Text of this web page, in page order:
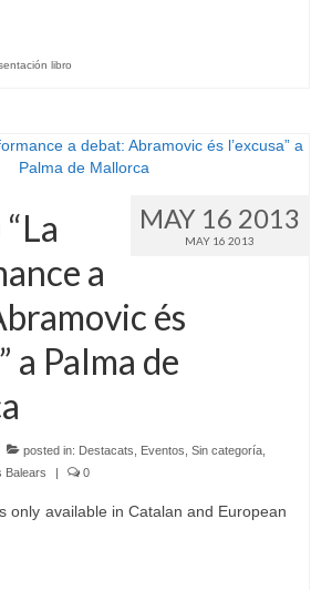
libro
MAY 16 2013
MAY 16 2013
a
és
a Palma de
posted in: Destacats Eventos Sin categoría
Balears | 0
only available in Catalan and European